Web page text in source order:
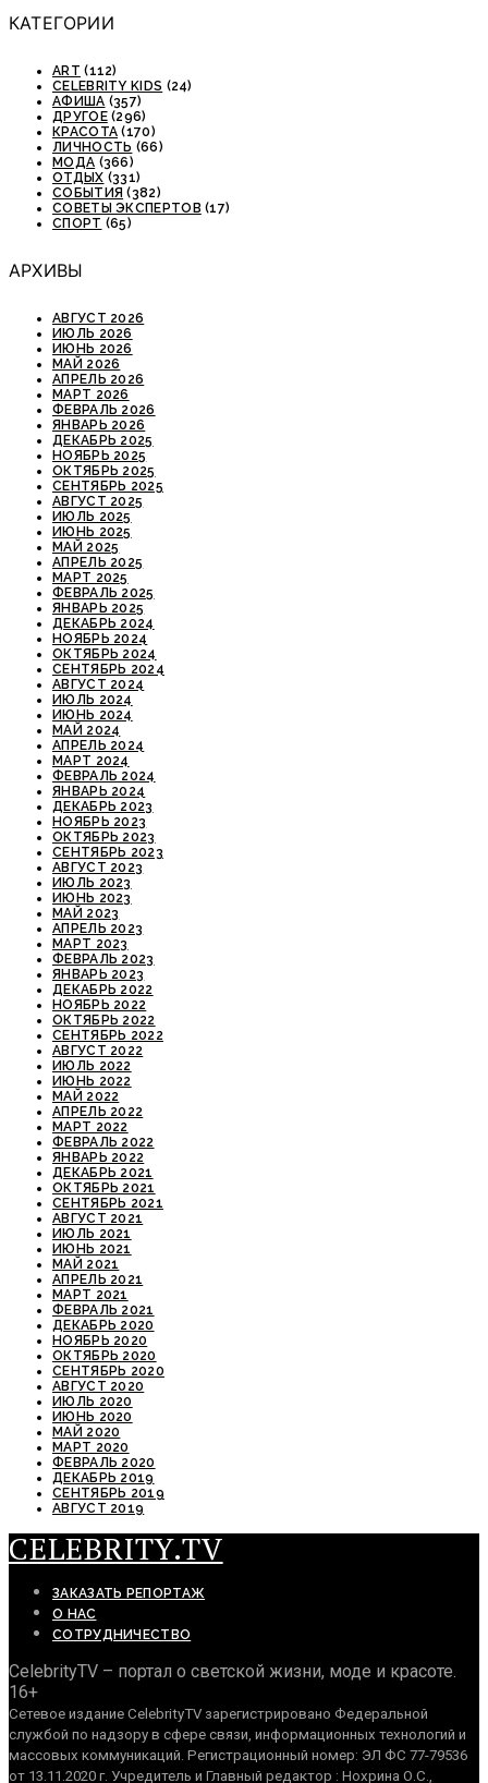
КАТЕГОРИИ
ART (112)
CELEBRITY KIDS (24)
АФИША (357)
ДРУГОЕ(296)
КРАСОТА (170)
ЛИЧНОСТЬ (66)
МОДА (366)
ОТДЫХ (331)
СОБЫТИЯ (382)
СОВЕТЫ ЭКСПЕРТОВ (17)
СПОРТ (65)
АРХИВЫ
АВГУСТ 2026
ИЮЛЬ 2026
ИЮНЬ 2026
МАЙ 2026
АПРЕЛЬ 2026
МАРТ 2026
ФЕВРАЛЬ 2026
ЯНВАРЬ 2026
ДЕКАБРЬ 2025
НОЯБРЬ 2025
ОКТЯБРЬ 2025
СЕНТЯБРЬ 2025
АВГУСТ 2025
ИЮЛЬ 2025
ИЮНЬ 2025
МАЙ 2025
АПРЕЛЬ 2025
МАРТ 2025
ФЕВРАЛЬ 2025
ЯНВАРЬ 2025
ДЕКАБРЬ 2024
НОЯБРЬ 2024
ОКТЯБРЬ 2024
СЕНТЯБРЬ 2024
АВГУСТ 2024
ИЮЛЬ 2024
ИЮНЬ 2024
МАЙ 2024
АПРЕЛЬ 2024
МАРТ 2024
ФЕВРАЛЬ 2024
ЯНВАРЬ 2024
ДЕКАБРЬ 2023
НОЯБРЬ 2023
ОКТЯБРЬ 2023
СЕНТЯБРЬ 2023
АВГУСТ 2023
ИЮЛЬ 2023
ИЮНЬ 2023
МАЙ 2023
АПРЕЛЬ 2023
МАРТ 2023
ФЕВРАЛЬ 2023
ЯНВАРЬ 2023
ДЕКАБРЬ 2022
НОЯБРЬ 2022
ОКТЯБРЬ 2022
СЕНТЯБРЬ 2022
АВГУСТ 2022
ИЮЛЬ 2022
ИЮНЬ 2022
МАЙ 2022
АПРЕЛЬ 2022
МАРТ 2022
ФЕВРАЛЬ 2022
ЯНВАРЬ 2022
ДЕКАБРЬ 2021
ОКТЯБРЬ 2021
СЕНТЯБРЬ 2021
АВГУСТ 2021
ИЮЛЬ 2021
ИЮНЬ 2021
МАЙ 2021
АПРЕЛЬ 2021
МАРТ 2021
ФЕВРАЛЬ 2021
ДЕКАБРЬ 2020
НОЯБРЬ 2020
ОКТЯБРЬ 2020
СЕНТЯБРЬ 2020
АВГУСТ 2020
ИЮЛЬ 2020
ИЮНЬ 2020
МАЙ 2020
МАРТ 2020
ФЕВРАЛЬ 2020
ДЕКАБРЬ 2019
СЕНТЯБРЬ 2019
АВГУСТ 2019
CELEBRITY.TV
ЗАКАЗАТЬ РЕПОРТАЖ
О НАС
СОТРУДНИЧЕСТВО
CelebrityTV – портал о светской жизни, моде и красоте.
16+
Сетевое издание CelebrityTV зарегистрировано Федеральной
службой по надзору в сфере связи, информационных технологий и
массовых коммуникаций. Регистрационный номер: ЭЛ ФС 77-79536
от 13.11.2020 г. Учредитель и Главный редактор : Нохрина О.С.,